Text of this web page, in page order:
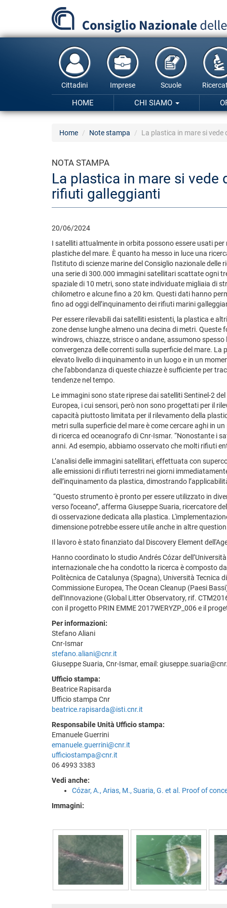
principale
Cittadini Imprese Scuole
HOME CHI SIAMO
Home Note stampa La plastica in mare si
NOTA STAMPA
La plastica in mare si
rifiuti galleggianti
20/06/2024
I satelliti attualmente in orbita possono essere usati
plastiche del mare. È quanto ha messo in luce una
l'Istituto di scienze marine del Consiglio nazionale delle
una serie di 300.000 immagini satellitari scattate ogni
spaziale di 10 metri, sono state individuate migliaia di
chilometro e alcune fino a 20 km. Questi dati hanno
fino ad oggi dell’inquinamento dei rifiuti marini
Per essere rilevabili dai satelliti esistenti, la plastica e
zone dense lunghe almeno una decina di metri. Queste
windrows, chiazze, strisce o andane, assumono
convergenza delle correnti sulla superficie del mare.
elevato livello di inquinamento in un luogo e in un
che l'abbondanza di queste chiazze è sufficiente per
tendenze nel tempo.
Le immagini sono state riprese dai satelliti Sentinel-2
Europea, i cui sensori, però non sono progettati per il
capacità piuttosto limitata per il rilevamento della
metri sulla superficie del mare è come cercare aghi in
di ricerca ed oceanografo di Cnr-Ismar. “Nonostante i
anni. Ad esempio, abbiamo osservato che molti rifiuti
L’analisi delle immagini satellitari, effettuata con
alle emissioni di rifiuti terrestri nei giorni
dell’inquinamento da plastica, dimostrando
“Questo strumento è pronto per essere utilizzato in
verso l’oceano”, afferma Giuseppe Suaria, ricercatore
di osservazione dedicata alla plastica.
dimensione potrebbe essere utile anche in altre
Il lavoro è stato finanziato dal Discovery Element
Hanno coordinato lo studio Andrés Cózar
internazionale che ha condotto la ricerca è composto
Politècnica de Catalunya (Spagna), Università Tecnica
Commissione Europea, The Ocean Cleanup (Paesi
dell’Innovazione (Global Litter Observatory, rif.
con il progetto PRIN EMME 2017WERYZP_006 e il
Per informazioni:
Stefano Aliani
Cnr-Ismar
stefano.aliani@cnr.it
Giuseppe Suaria, Cnr-Ismar, email:
Ufficio stampa:
Beatrice Rapisarda
Ufficio stampa Cnr
beatrice.rapisarda@isti.cnr.it
Responsabile Unità Ufficio stampa:
Emanuele Guerrini
emanuele.guerrini@cnr.it
ufficiostampa@cnr.it
06 4993 3383
Vedi anche:
Cózar, A., Arias, M., Suaria, G. et al. Proof of
Immagini: